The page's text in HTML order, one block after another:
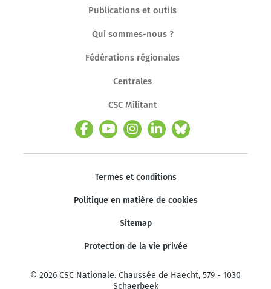
Publications et outils
Qui sommes-nous ?
Fédérations régionales
Centrales
CSC Militant
Termes et conditions
Politique en matière de cookies
Sitemap
Protection de la vie privée
© 2026 CSC Nationale. Chaussée de Haecht, 579 - 1030
Schaerbeek